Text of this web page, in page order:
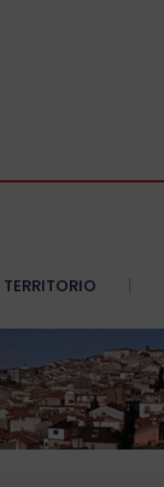
TERRITORIO